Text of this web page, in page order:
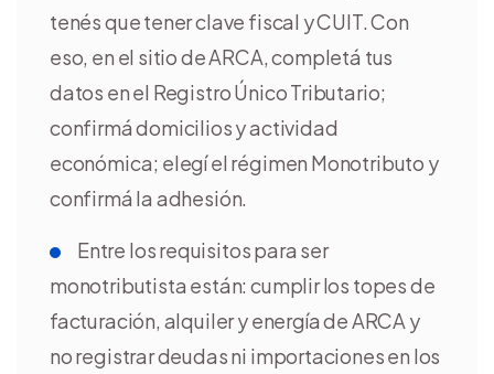
tenés que tener clave fiscal y CUIT. Con
eso, en el sitio de ARCA, completá tus
datos en el Registro Único Tributario;
confirmá domicilios y actividad
económica; elegí el régimen Monotributo y
confirmá la adhesión.
Entre los requisitos para ser
monotributista están: cumplir los topes de
facturación, alquiler y energía de ARCA y
no registrar deudas ni importaciones en los